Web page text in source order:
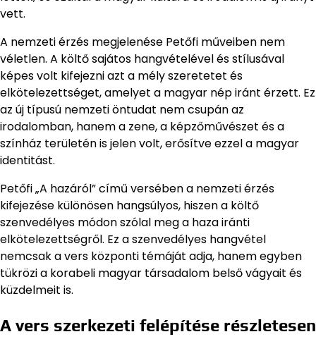
vett.
A nemzeti érzés megjelenése Petőfi műveiben nem
véletlen. A költő sajátos hangvételével és stílusával
képes volt kifejezni azt a mély szeretetet és
elkötelezettséget, amelyet a magyar nép iránt érzett. Ez
az új típusú nemzeti öntudat nem csupán az
irodalomban, hanem a zene, a képzőművészet és a
színház területén is jelen volt, erősítve ezzel a magyar
identitást.
Petőfi „A hazáról” című versében a nemzeti érzés
kifejezése különösen hangsúlyos, hiszen a költő
szenvedélyes módon szólal meg a haza iránti
elkötelezettségről. Ez a szenvedélyes hangvétel
nemcsak a vers központi témáját adja, hanem egyben
tükrözi a korabeli magyar társadalom belső vágyait és
küzdelmeit is.
A vers szerkezeti felépítése részletesen